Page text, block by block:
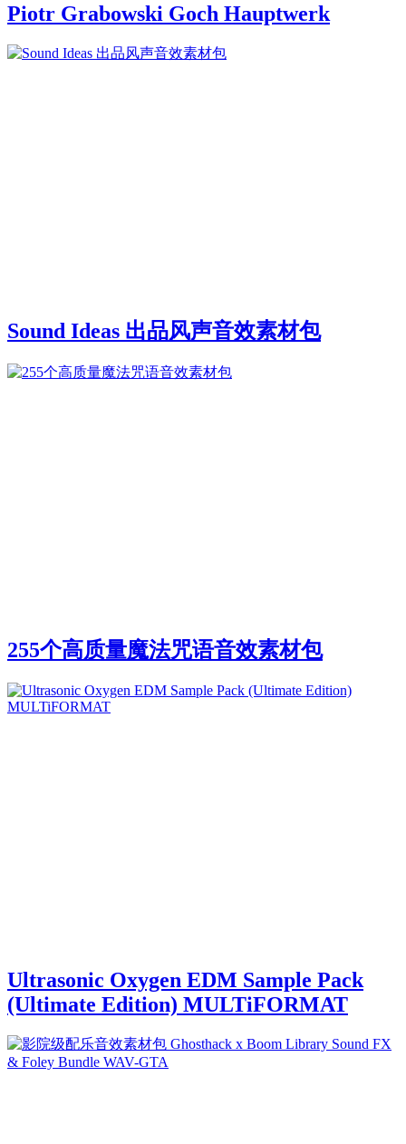
Piotr Grabowski Goch Hauptwerk
Sound Ideas 出品风声音效素材包
255个高质量魔法咒语音效素材包
Ultrasonic Oxygen EDM Sample Pack
(Ultimate Edition) MULTiFORMAT